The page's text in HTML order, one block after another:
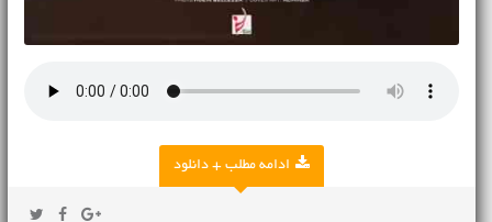
ادامه مطلب + دانلود